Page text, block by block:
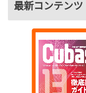
最新コンテンツ